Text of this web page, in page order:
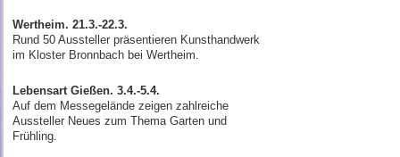
Wertheim. 21.3.-22.3.
Rund 50 Aussteller präsentieren Kunsthandwerk
im Kloster Bronnbach bei Wertheim.
Lebensart Gießen. 3.4.-5.4.
Auf dem Messegelände zeigen zahlreiche
Aussteller Neues zum Thema Garten und
Frühling.